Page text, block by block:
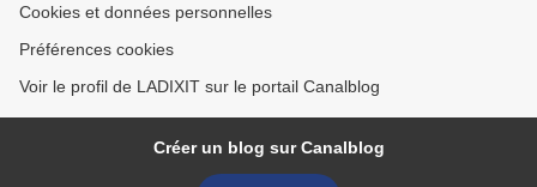
Cookies et données personnelles
Préférences cookies
Voir le profil de LADIXIT sur le portail Canalblog
Créer un blog sur Canalblog